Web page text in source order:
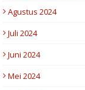
Agustus 2024
Juli 2024
Juni 2024
Mei 2024